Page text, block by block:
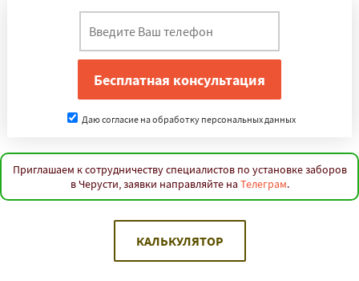
Даю согласие на обработку персональных данных
Приглашаем к сотрудничеству специалистов по установке заборов
в Черусти, заявки направляйте на Телеграм.
КАЛЬКУЛЯТОР